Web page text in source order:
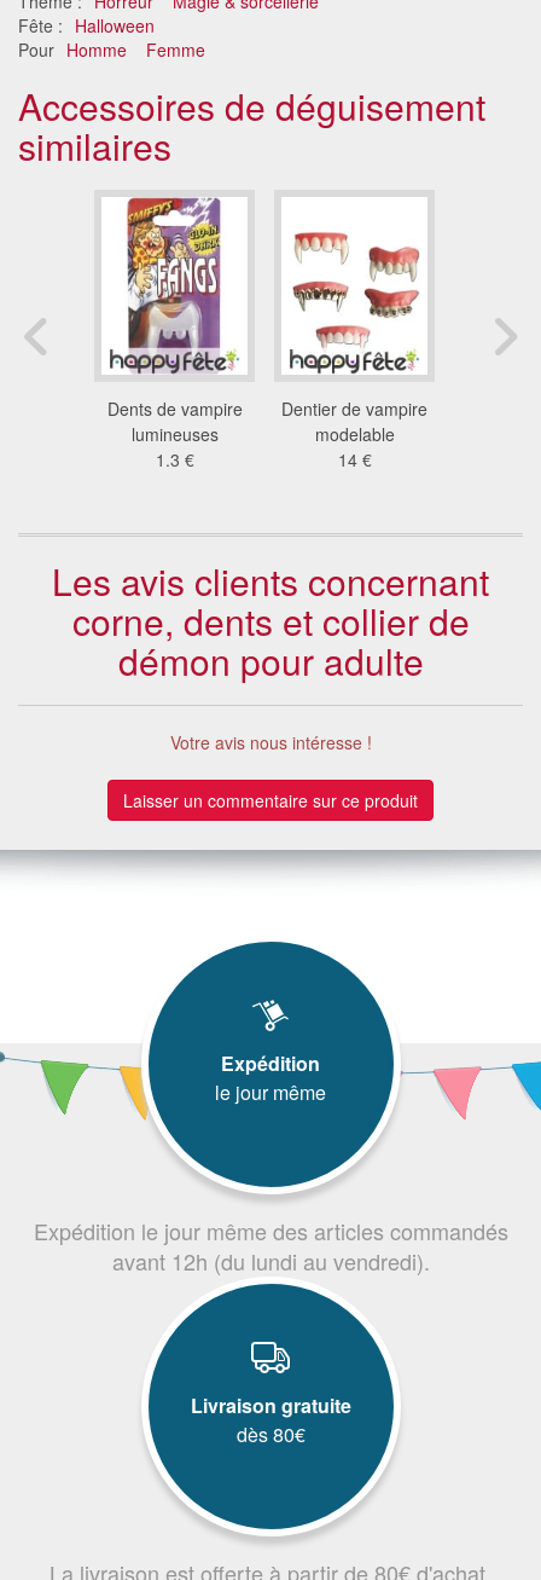
Fête : Halloween
Pour Homme Femme
Accessoires de déguisement
similaires
Dents de vampire
lumineuses
1.3 €
Dentier de vampire
modelable
14 €
Les avis clients concernant
corne, dents et collier de
démon pour adulte
Votre avis nous intéresse !
Laisser un commentaire sur ce produit
Expédition
le jour même
Expédition le jour même des articles commandés
avant 12h (du lundi au vendredi).
Livraison gratuite
dès 80€
La livraison est offerte à partir de 80€ d'achat.